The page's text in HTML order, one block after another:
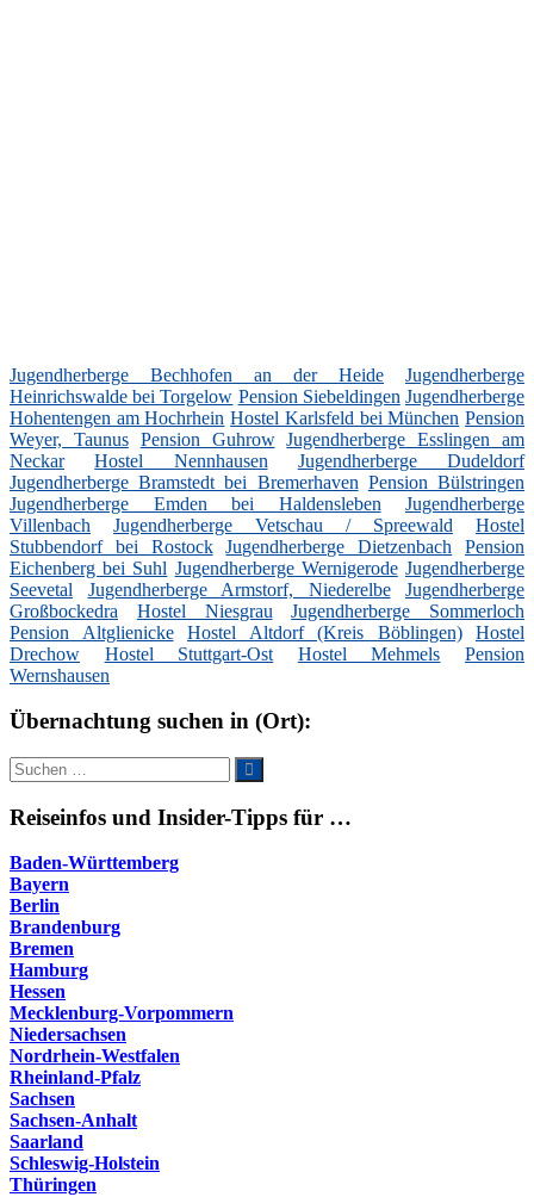
Jugendherberge Bechhofen an der Heide
Jugendherberge
Heinrichswalde bei Torgelow Pension Siebeldingen Jugendherberge
Hohentengen am Hochrhein Hostel Karlsfeld bei München Pension
Weyer, Taunus Pension Guhrow Jugendherberge Esslingen am
Neckar
Hostel Nennhausen
Jugendherberge Dudeldorf
Jugendherberge Bramstedt bei Bremerhaven Pension Bülstringen
Jugendherberge Emden bei Haldensleben
Jugendherberge
Villenbach
Jugendherberge Vetschau / Spreewald
Hostel
Stubbendorf bei Rostock
Jugendherberge Dietzenbach
Pension
Eichenberg bei Suhl Jugendherberge Wernigerode Jugendherberge
Seevetal
Jugendherberge Armstorf, Niederelbe
Jugendherberge
Großbockedra
Hostel Niesgrau
Jugendherberge Sommerloch
Pension Altglienicke
Hostel Altdorf (Kreis Böblingen)
Hostel
Drechow
Hostel Stuttgart-Ost Hostel Mehmels
Pension
Wernshausen
Übernachtung suchen in (Ort):
Suche
nach:
Suchen
Reiseinfos und Insider-Tipps für …
Baden-Württemberg
Bayern
Berlin
Brandenburg
Bremen
Hamburg
Hessen
Mecklenburg-Vorpommern
Niedersachsen
Nordrhein-Westfalen
Rheinland-Pfalz
Sachsen
Sachsen-Anhalt
Saarland
Schleswig-Holstein
Thüringen